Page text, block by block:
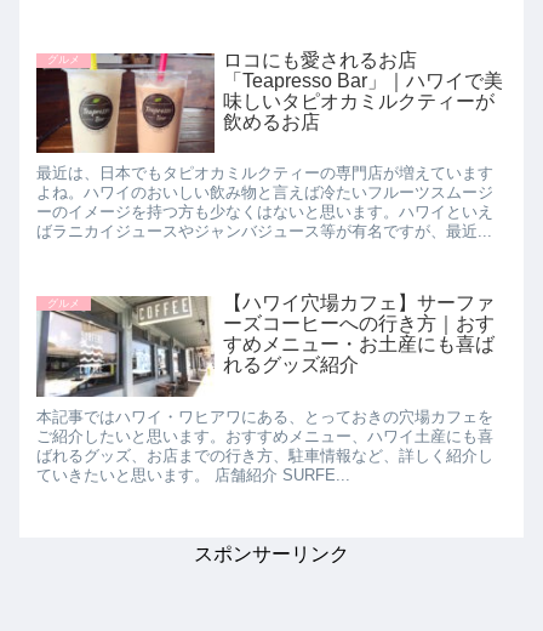
グルメ
ロコにも愛されるお店
「Teapresso Bar」｜ハワイで美
味しいタピオカミルクティーが
飲めるお店
最近は、日本でもタピオカミルクティーの専門店が増えています
よね。ハワイのおいしい飲み物と言えば冷たいフルーツスムージ
ーのイメージを持つ方も少なくはないと思います。ハワイといえ
ばラニカイジュースやジャンバジュース等が有名ですが、最近...
グルメ
【ハワイ穴場カフェ】サーファ
ーズコーヒーへの行き方｜おす
すめメニュー・お土産にも喜ば
れるグッズ紹介
本記事ではハワイ・ワヒアワにある、とっておきの穴場カフェを
ご紹介したいと思います。おすすめメニュー、ハワイ土産にも喜
ばれるグッズ、お店までの行き方、駐車情報など、詳しく紹介し
ていきたいと思います。 店舗紹介 SURFE...
スポンサーリンク